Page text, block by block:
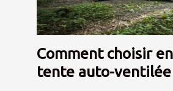
Comment choisir
tente auto-